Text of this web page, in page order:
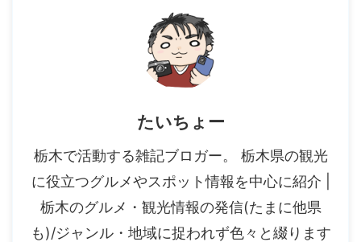
たいちょー
栃木で活動する雑記ブロガー。 栃木県の観光
に役立つグルメやスポット情報を中心に紹介 |
栃木のグルメ・観光情報の発信(たまに他県
も)/ジャンル・地域に捉われず色々と綴ります